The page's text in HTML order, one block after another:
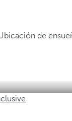
de